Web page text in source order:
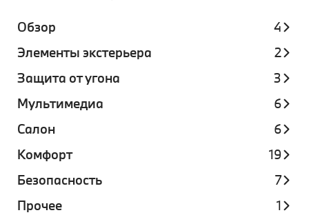
Обзор
4
Элементы экстерьера
2
Защита от угона
3
Мультимедиа
6
Салон
6
Комфорт
19
Безопасность
7
Прочее
1